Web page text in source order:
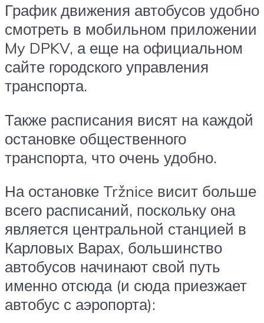
График движения автобусов удобно
смотреть в мобильном приложении
My DPKV, а еще на официальном
сайте городского управления
транспорта.
Также расписания висят на каждой
остановке общественного
транспорта, что очень удобно.
На остановке Tržnice висит больше
всего расписаний, поскольку она
является центральной станцией в
Карловых Варах, большинство
автобусов начинают свой путь
именно отсюда (и сюда приезжает
автобус с аэропорта):